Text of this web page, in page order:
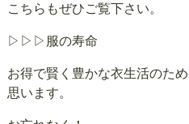
こちらもぜひご覧下さい。
▷▷▷服の寿命
お得で賢く豊かな衣生活のた
思います。